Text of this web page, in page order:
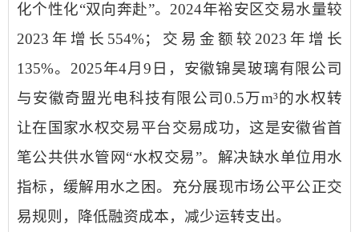
化个性化“双向奔赴”。2024年裕安区交易水量较
2023年增长554%；交易金额较2023年增长
135%。2025年4月9日，安徽锦昊玻璃有限公司
与安徽奇盟光电科技有限公司0.5万m³的水权转
让在国家水权交易平台交易成功，这是安徽省首
笔公共供水管网“水权交易”。解决缺水单位用水
指标，缓解用水之困。充分展现市场公平公正交
易规则，降低融资成本，减少运转支出。